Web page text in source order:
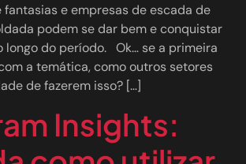
e empresas de escada de
podem se dar bem e conquistar
longo do período. Ok… se a primeira
a temática, como outros setores
de fazerem isso? […]
Insights: